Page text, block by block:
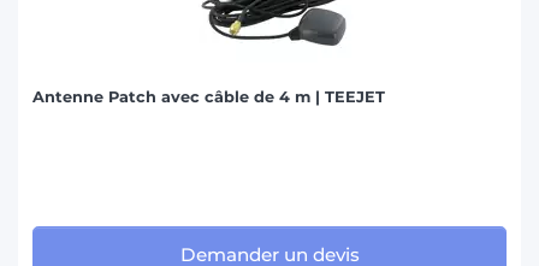
Antenne Patch avec câble de 4 m | TEEJET
Demander un devis